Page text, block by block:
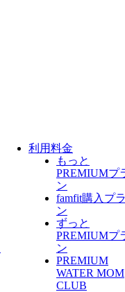
利用料金
もっと
PREMIUMプ
ン
famfit購入プ
ン
ずっと
PREMIUMプ
ン
PREMIUM
WATER MOM
CLUB